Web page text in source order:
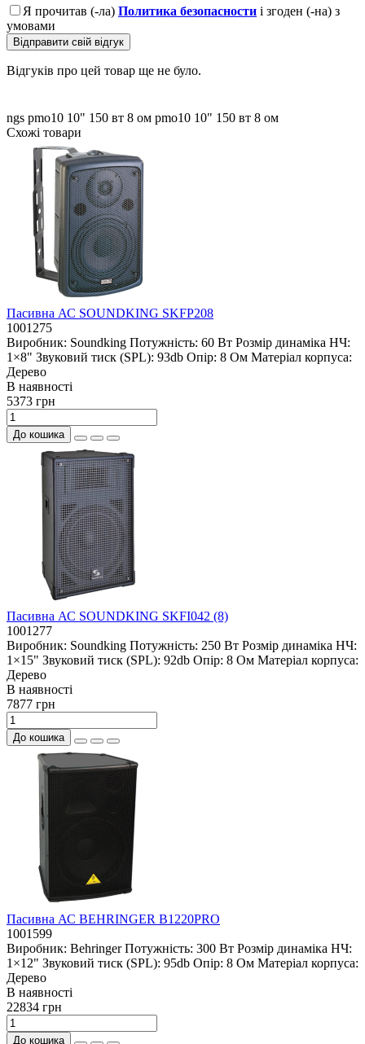
Я прочитав (-ла) Политика безопасности і згоден (-на) з
умовами
Відправити свій відгук
Відгуків про цей товар ще не було.
ngs pmo10 10" 150 вт 8 ом pmo10 10" 150 вт 8 ом
Схожі товари
Пасивна АС SOUNDKING SKFP208
1001275
Виробник: Soundking Потужність: 60 Вт Розмір динаміка НЧ:
1×8" Звуковий тиск (SPL): 93db Опір: 8 Ом Матеріал корпуса:
Дерево
В наявностi
5373 грн
До кошика
Пасивна АС SOUNDKING SKFI042 (8)
1001277
Виробник: Soundking Потужність: 250 Вт Розмір динаміка НЧ:
1×15" Звуковий тиск (SPL): 92db Опір: 8 Ом Матеріал корпуса:
Дерево
В наявностi
7877 грн
До кошика
Пасивна АС BEHRINGER B1220PRO
1001599
Виробник: BehringerПотужність: 300 Вт Розмір динаміка НЧ:
1×12" Звуковий тиск (SPL): 95db Опір: 8 Ом Матеріал корпуса:
Дерево
В наявностi
22834 грн
До кошика